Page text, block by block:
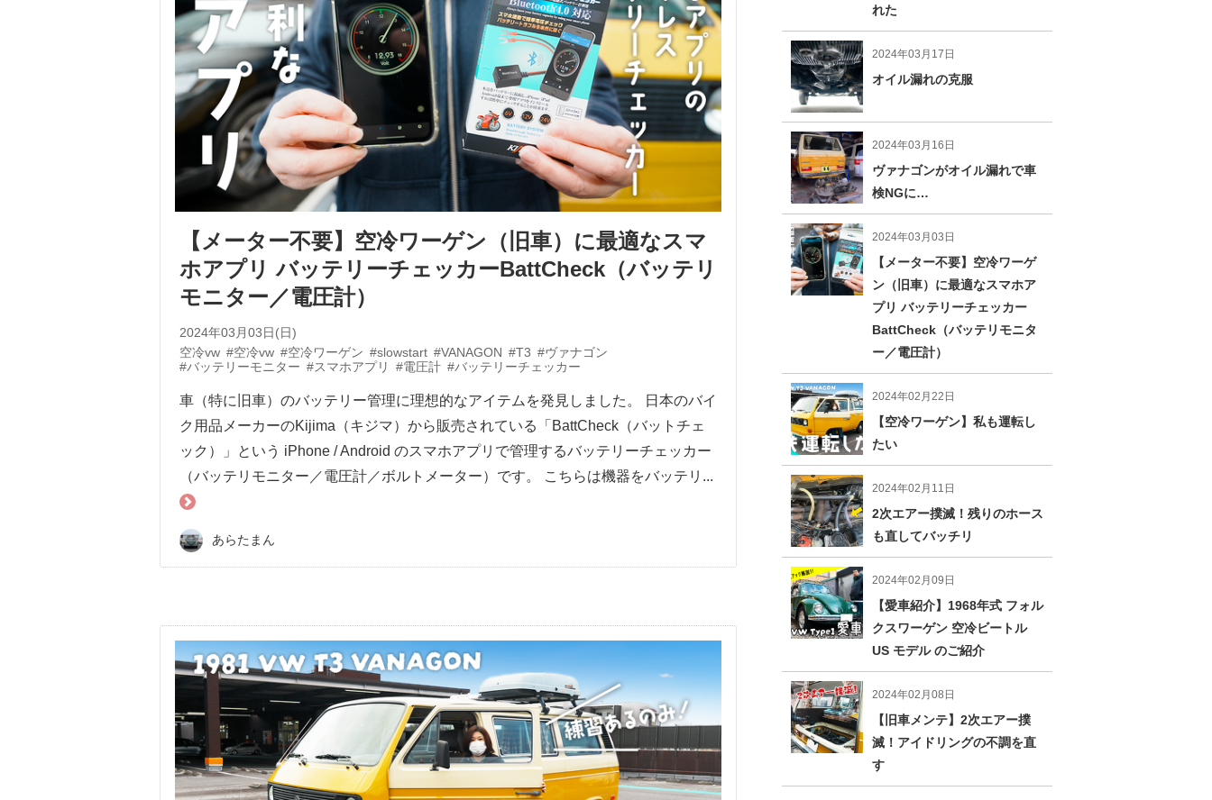
【メーター不要】空冷ワーゲン（旧車）に最適なスマ
ホアプリ バッテリーチェッカーBattCheck（バッテリ
モニター／電圧計）
2024年03月03日(日)
空冷vw #空冷vw #空冷ワーゲン #slowstart #VANAGON #T3 #ヴァナゴン
#バッテリーモニター #スマホアプリ #電圧計 #バッテリーチェッカー
車（特に旧車）のバッテリー管理に理想的なアイテムを発見しました。 日本のバイ
ク用品メーカーのKijima（キジマ）から販売されている「BattCheck（バットチェ
ック）」という iPhone / Android のスマホアプリで管理するバッテリーチェッカー
（バッテリモニター／電圧計／ボルトメーター）です。 こちらは機器をバッテリ...
あらたまん
れた
2024年03月17日
オイル漏れの克服
2024年03月16日
ヴァナゴンがオイル漏れで車
検NGに…
2024年03月03日
【メーター不要】空冷ワーゲ
ン（旧車）に最適なスマホア
プリ バッテリーチェッカー
BattCheck（バッテリモニタ
ー／電圧計）
2024年02月22日
【空冷ワーゲン】私も運転し
たい
2024年02月11日
2次エアー撲滅！残りのホース
も直してバッチリ
2024年02月09日
【愛車紹介】1968年式 フォル
クスワーゲン 空冷ビートル
US モデル のご紹介
2024年02月08日
【旧車メンテ】2次エアー撲
滅！アイドリングの不調を直
す